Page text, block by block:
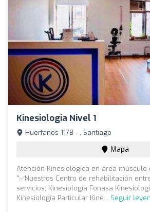
Kinesiologia Nivel 1
Huerfanos 1178 - , Santiago
Mapa
Atención Kinesiologica en área músculo
"✅Nuestros Centro de rehabilitación
servicios; Kinesiología Fonasa
Kinesiología Particular Kine... Seguir